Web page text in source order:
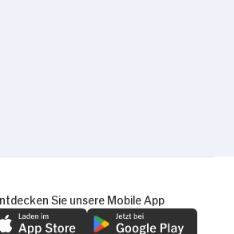
Sie unsere Mobile App